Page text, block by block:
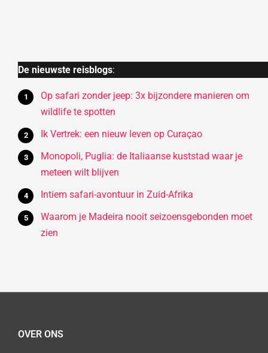
De nieuwste reisblogs:
Op safari zonder jeep: 3x bijzondere manieren om
wildlife te spotten
Ik Vertrek: een nieuw leven op Curaçao
Monopoli, Puglia: de Italiaanse kuststad waar je
meteen wilt blijven
Intiem safari-avontuur in Zuid-Afrika
Waarom je Madeira nooit seizoensgebonden moet
zien
OVER ONS